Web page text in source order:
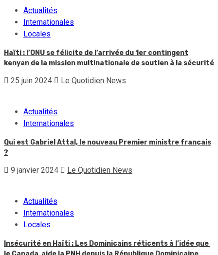
Actualités
Internationales
Locales
Haïti : l’ONU se félicite de l’arrivée du 1er contingent
kenyan de la mission multinationale de soutien à la sécurité
25 juin 2024 Le Quotidien News
Actualités
Internationales
Qui est Gabriel Attal, le nouveau Premier ministre français
?
9 janvier 2024 Le Quotidien News
Actualités
Internationales
Locales
Insécurité en Haïti : Les Dominicains réticents à l’idée que